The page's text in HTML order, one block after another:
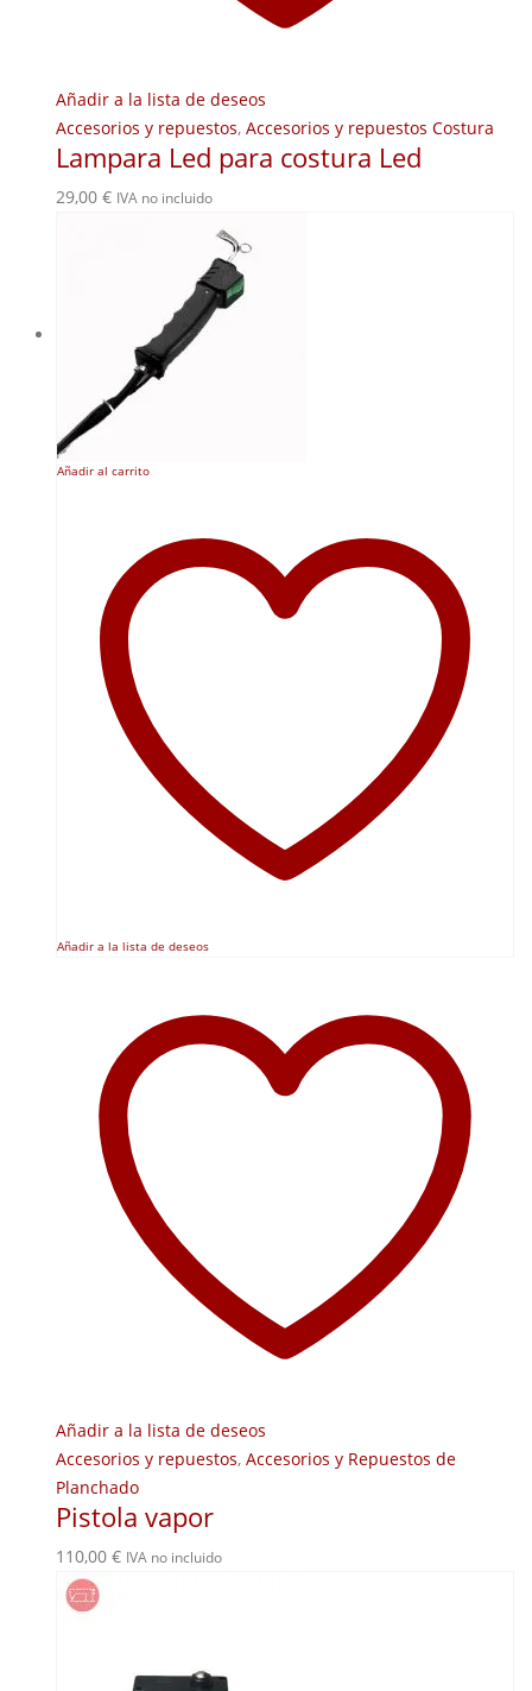
Añadir a la lista de deseos
Accesorios y repuestos, Accesorios y repuestos Costura
Lampara Led para costura Led
29,00 € IVA no incluido
Añadir al carrito
Añadir a la lista de deseos
Añadir a la lista de deseos
Accesorios y repuestos, Accesorios y Repuestos de
Planchado
Pistola vapor
110,00 € IVA no incluido